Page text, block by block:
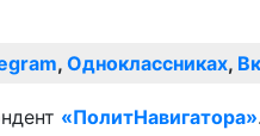
, Одноклассниках,
«ПолитНавигатора».